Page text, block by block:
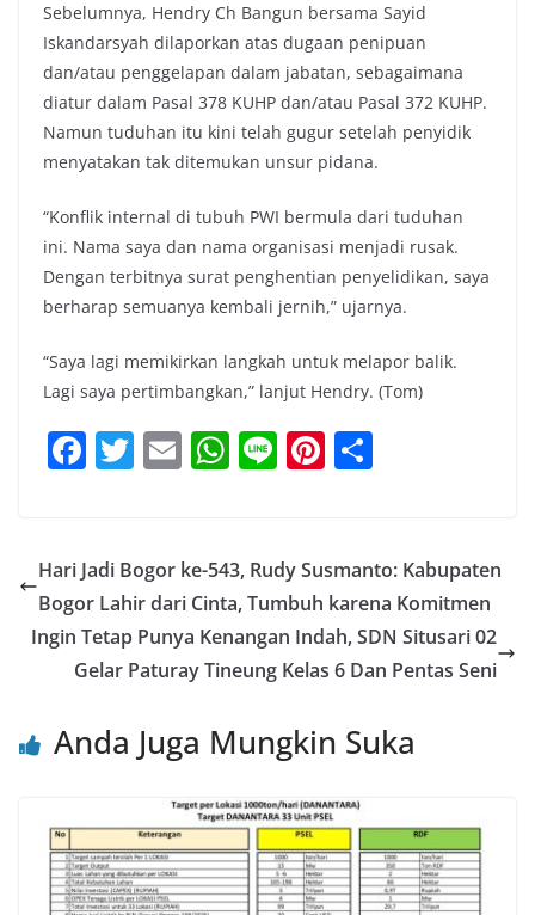
Sebelumnya, Hendry Ch Bangun bersama Sayid
Iskandarsyah dilaporkan atas dugaan penipuan
dan/atau penggelapan dalam jabatan, sebagaimana
diatur dalam Pasal 378 KUHP dan/atau Pasal 372 KUHP.
Namun tuduhan itu kini telah gugur setelah penyidik
menyatakan tak ditemukan unsur pidana.
“Konflik internal di tubuh PWI bermula dari tuduhan
ini. Nama saya dan nama organisasi menjadi rusak.
Dengan terbitnya surat penghentian penyelidikan, saya
berharap semuanya kembali jernih,” ujarnya.
“Saya lagi memikirkan langkah untuk melapor balik.
Lagi saya pertimbangkan,” lanjut Hendry. (Tom)
F
e
b
o
o
T
er
E
l
W
s
A
p
p
Li Pi
e
st
e
Hari Jadi Bogor ke-543, Rudy Susmanto: Kabupaten
Bogor Lahir dari Cinta, Tumbuh karena Komitmen
Ingin Tetap Punya Kenangan Indah, SDN Situsari 02
Gelar Paturay Tineung Kelas 6 Dan Pentas Seni
Anda Juga Mungkin Suka